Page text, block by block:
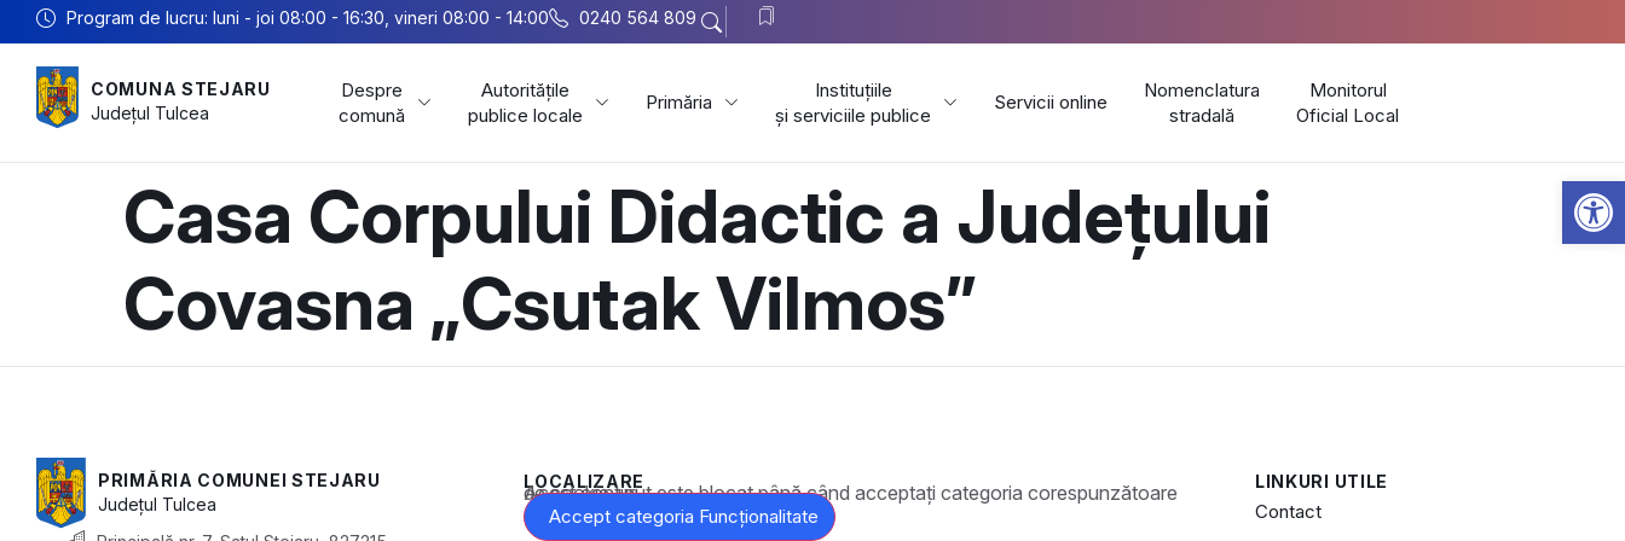
Program de lucru: luni - joi 08:00 - 16:30, vineri 08:00 - 14:00 0240 564 809
COMUNA STEJARU
Județul Tulcea
Despre
comună
Autoritățile
publice locale
Primăria
Instituțiile
și serviciile publice
Servicii online
Nomenclatura
stradală
Monitorul
Oficial Local
Casa Corpului Didactic a Județului
Covasna „Csutak Vilmos”
PRIMĂRIA COMUNEI STEJARU
Județul Tulcea
LOCALIZARE
Acest conținut este blocat până când acceptați categoria corespunzătoare de cookie-uri.
Accept categoria Funcționalitate
LINKURI UTILE
Contact